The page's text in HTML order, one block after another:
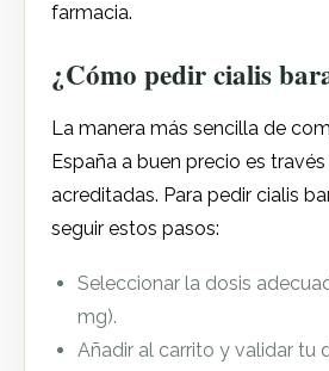
farmacia.
¿Cómo pedir cialis
La manera más sencilla de
España a buen precio es
acreditadas. Para pedir cialis
seguir estos pasos:
Seleccionar la dosis
mg).
Añadir al carrito y validar tu